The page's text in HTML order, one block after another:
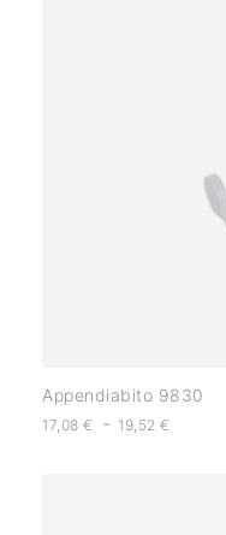
Appendiabito 9830
17,08 € - 19,52€